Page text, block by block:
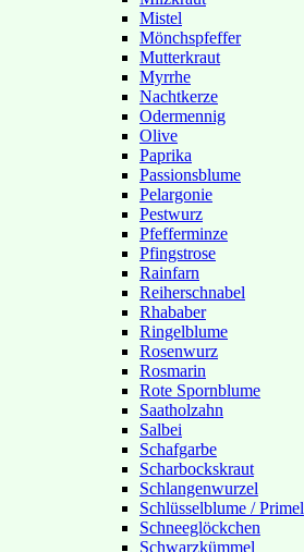
Mistel
Mönchspfeffer
Mutterkraut
Myrrhe
Nachtkerze
Odermennig
Olive
Paprika
Passionsblume
Pelargonie
Pestwurz
Pfefferminze
Pfingstrose
Rainfarn
Reiherschnabel
Rhababer
Ringelblume
Rosenwurz
Rosmarin
Rote Spornblume
Saatholzahn
Salbei
Schafgarbe
Scharbockskraut
Schlangenwurzel
Schlüsselblume / Primel
Schneeglöckchen
Schwarzkümmel